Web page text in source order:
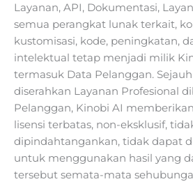
Layanan, API, Dokumentasi,
semua perangkat lunak terkait,
kustomisasi, kode, peningkatan,
intelektual tetap menjadi milik
termasuk Data Pelanggan.
diserahkan Layanan Profesional
Pelanggan, Kinobi AI
lisensi terbatas, non-eksklusif,
dipindahtangankan, tidak dapat
untuk menggunakan hasil yang
tersebut semata-mata